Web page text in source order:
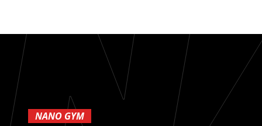
NANO GYM